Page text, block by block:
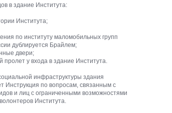
в здание Института:
Института;
по институту маломобильных групп
дублируется Брайлем;
двери;
у входа в здание Института.
инфраструктуры здания
Инструкция по вопросам, связанным с
и лиц с ограниченными возможностями
Института.